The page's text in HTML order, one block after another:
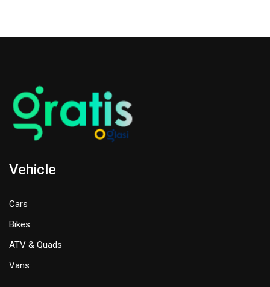
Vehicle
Cars
Bikes
ATV & Quads
Vans